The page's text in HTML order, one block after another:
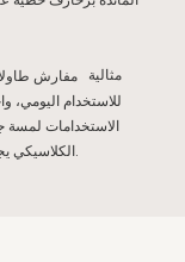
للاستخدام اليومي،
الاستخدامات لمسة
الكلاسيكي يجعلانها إضافة عملية وأنيقة لأدوات مطبخك أو غرفة طعامك.